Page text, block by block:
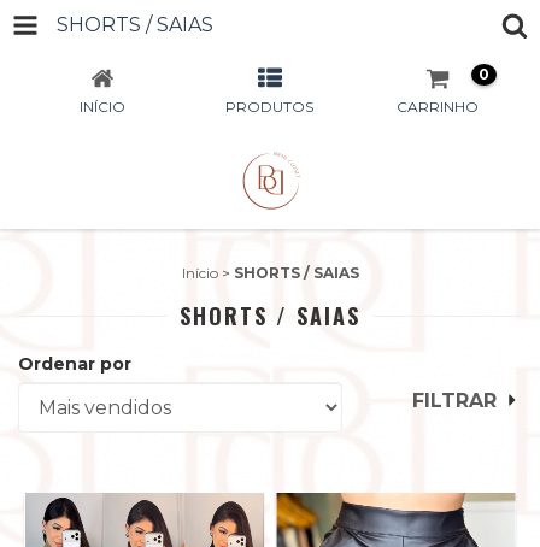
SHORTS / SAIAS
INÍCIO PRODUTOS CARRINHO
0
Início > SHORTS / SAIAS
SHORTS / SAIAS
Ordenar por
FILTRAR